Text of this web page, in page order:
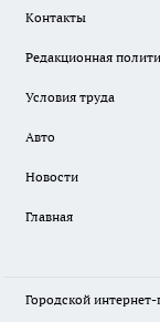
Контакты
Редакционная
Условия труда
Авто
Новости
Главная
Городской интернет-